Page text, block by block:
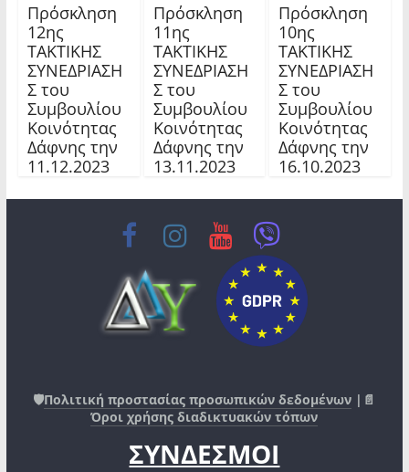
Πρόσκληση
12ης
TAKTIKHΣ
ΣΥΝΕΔΡΙΑΣΗ
Σ του
Συμβουλίου
Κοινότητας
Δάφνης την
11.12.2023
Πρόσκληση
11ης
TAKTIKHΣ
ΣΥΝΕΔΡΙΑΣΗ
Σ του
Συμβουλίου
Κοινότητας
Δάφνης την
13.11.2023
Πρόσκληση
10ης
TAKTIKHΣ
ΣΥΝΕΔΡΙΑΣΗ
Σ του
Συμβουλίου
Κοινότητας
Δάφνης την
16.10.2023
🛡️Πολιτική προστασίας προσωπικών δεδομένων |📄
Όροι χρήσης διαδικτυακών τόπων
ΣΥΝΔΕΣΜΟΙ